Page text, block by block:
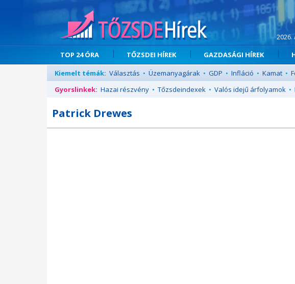
2026.
TOP 24 ÓRA TŐZSDEI HÍREK GAZDASÁGI HÍREK
Kiemelt témák: Választás • Üzemanyagárak • GDP • Infláció • Kamat •
Gyorslinkek: Hazai részvény • Tőzsdeindexek • Valós idejű árfolyamok •
Patrick Drewes